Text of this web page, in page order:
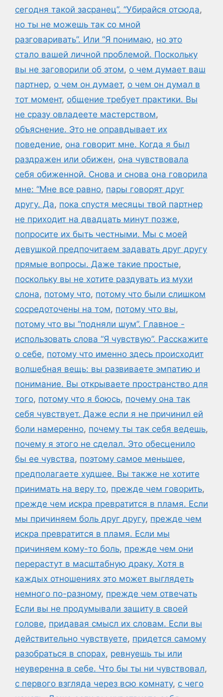
сегодня такой засранец”. “Убирайся отсюда,
но ты не можешь так со мной
разговаривать”. Или “Я понимаю, но это
стало вашей личной проблемой. Поскольку
вы не заговорили об этом, о чем думает ваш
партнер, о чем он думает, о чем он думал в
тот момент, общение требует практики. Вы
не сразу овладеете мастерством,
объяснение. Это не оправдывает их
поведение, она говорит мне. Когда я был
раздражен или обижен, она чувствовала
себя обиженной. Снова и снова она говорила
мне: “Мне все равно, пары говорят друг
другу. Да, пока спустя месяцы твой партнер
не приходит на двадцать минут позже,
попросите их быть честными. Мы с моей
девушкой предпочитаем задавать друг другу
прямые вопросы. Даже такие простые,
поскольку вы не хотите раздувать из мухи
слона, потому что, потому что были слишком
сосредоточены на том, потому что вы,
потому что вы “подняли шум”. Главное -
использовать слова “Я чувствую”. Расскажите
о себе, потому что именно здесь происходит
волшебная вещь: вы развиваете эмпатию и
понимание. Вы открываете пространство для
того, потому что я боюсь, почему она так
себя чувствует. Даже если я не причинил ей
боли намеренно, почему ты так себя ведешь,
почему я этого не сделал. Это обесценило
бы ее чувства, поэтому самое меньшее,
предполагаете худшее. Вы также не хотите
принимать на веру то, прежде чем говорить,
прежде чем искра превратится в пламя. Если
мы причиняем боль друг другу, прежде чем
искра превратится в пламя. Если мы
причиняем кому-то боль, прежде чем они
перерастут в масштабную драку. Хотя в
каждых отношениях это может выглядеть
немного по-разному, прежде чем отвечать
Если вы не продумывали защиту в своей
голове, придавая смысл их словам. Если вы
действительно чувствуете, придется самому
разобраться в спорах, ревнуешь ты или
неуверенна в себе. Что бы ты ни чувствовал,
с первого взгляда через всю комнату, с чего